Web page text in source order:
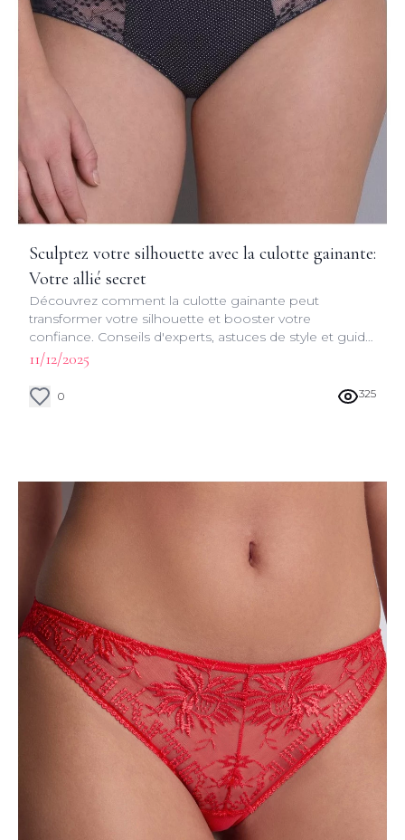
Sculptez votre silhouette avec la culotte gainante:
Votre allié secret
Découvrez comment la culotte gainante peut
transformer votre silhouette et booster votre
confiance. Conseils d'experts, astuces de style et guide
d'achat pour trouver la culotte parfaite.
11/12/2025
0 325